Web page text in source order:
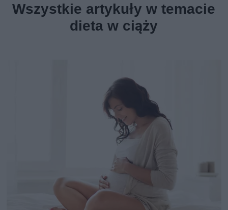
Wszystkie artykuły w temacie
dieta w ciąży